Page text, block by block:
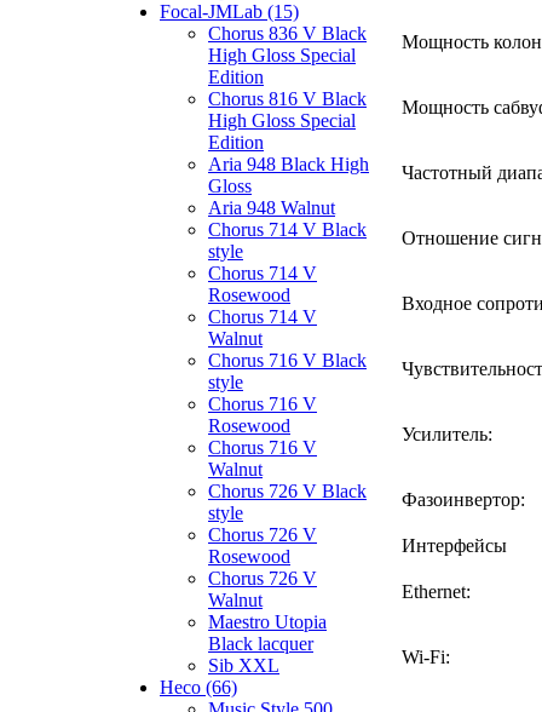
Focal-JMLab (15)
Chorus 836 V Black
High Gloss Special
Edition
Chorus 816 V Black
High Gloss Special
Edition
Aria 948 Black High
Gloss
Aria 948 Walnut
Chorus 714 V Black
style
Chorus 714 V
Rosewood
Chorus 714 V
Walnut
Chorus 716 V Black
style
Chorus 716 V
Rosewood
Chorus 716 V
Walnut
Chorus 726 V Black
style
Chorus 726 V
Rosewood
Chorus 726 V
Walnut
Maestro Utopia
Black lacquer
Sib XXL
Heco (66)
Мощность
Мощность
Частотный
Отношение
Входное
Усилитель:
Фазоинвертор:
Интерфейсы
Ethernet:
Wi-Fi: